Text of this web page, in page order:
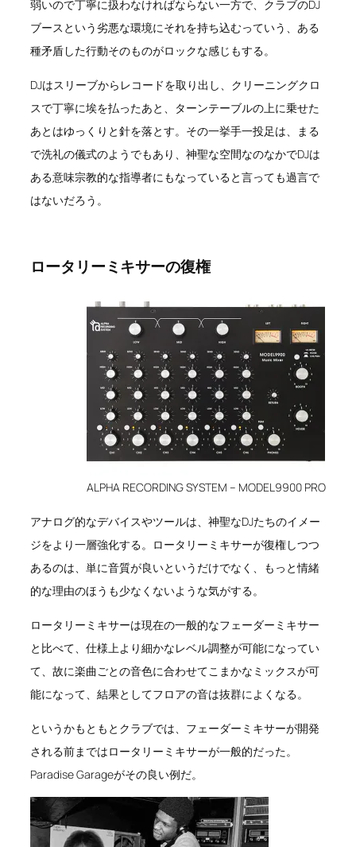
弱いので丁寧に扱わなければならない一方で、クラブのDJ
ブースという劣悪な環境にそれを持ち込むっていう、ある
種矛盾した行動そのものがロックな感じもする。
DJはスリーブからレコードを取り出し、クリーニングクロ
スで丁寧に埃を払ったあと、ターンテーブルの上に乗せた
あとはゆっくりと針を落とす。その一挙手一投足は、まる
で洗礼の儀式のようでもあり、神聖な空間なのなかでDJは
ある意味宗教的な指導者にもなっていると言っても過言で
はないだろう。
ロータリーミキサーの復権
ALPHA RECORDING SYSTEM – MODEL9900 PRO
アナログ的なデバイスやツールは、神聖なDJたちのイメー
ジをより一層強化する。ロータリーミキサーが復権しつつ
あるのは、単に音質が良いというだけでなく、もっと情緒
的な理由のほうも少なくないような気がする。
ロータリーミキサーは現在の一般的なフェーダーミキサー
と比べて、仕様上より細かなレベル調整が可能になってい
て、故に楽曲ごとの音色に合わせてこまかなミックスが可
能になって、結果としてフロアの音は抜群によくなる。
というかもともとクラブでは、フェーダーミキサーが開発
される前まではロータリーミキサーが一般的だった。
Paradise Garageがその良い例だ。